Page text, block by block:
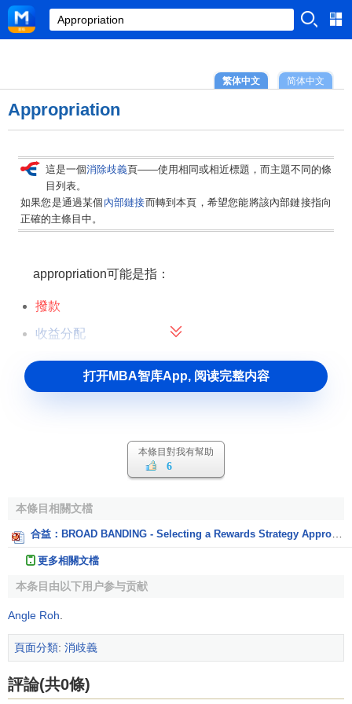
简体中文
繁体中文
Appropriation
這是一個消除歧義頁——使用相同或相近標題，而主題不同的條
目列表。
如果您是通過某個 內部鏈接而轉到本頁，希望您能將該內部鏈接指向
正確的主條目中。
appropriation可能是指：
撥款
收益分配
打开MBA智库App, 阅读完整内容
本條目對我有幫助
6
本條目相關文檔
合益：BROAD BANDING - Selecting a Rewards Strategy Appropriate to Your Organizational Environment
更多相關文檔
本条目由以下用户参与贡献
Angle Roh
頁面分類: 消歧義
評論(共0條)